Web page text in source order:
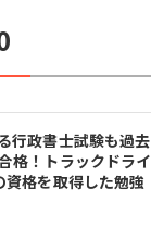
行政書士試験も過去
格！トラックドライ
資格を取得した勉強